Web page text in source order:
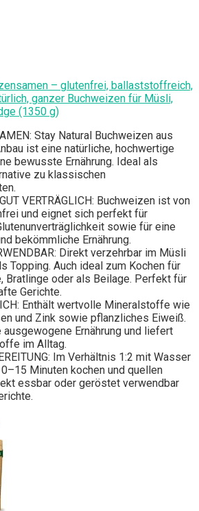
– glutenfrei, ballaststoffreich,
ganzer Buchweizen für Müsli,
(1350 g)
Stay Natural Buchweizen aus
ist eine natürliche, hochwertige
bewusste Ernährung. Ideal als
zu klassischen
VERTRÄGLICH: Buchweizen ist von
und eignet sich perfekt für
sowie für eine
bekömmliche Ernährung.
Direkt verzehrbar im Müsli
Topping. Auch ideal zum Kochen für
Bratlinge oder als Beilage. Perfekt für
Gerichte.
Enthält wertvolle Mineralstoffe wie
und Zink sowie pflanzliches Eiweiß.
Ernährung und liefert
im Alltag.
Im Verhältnis 1:2 mit Wasser
Minuten kochen und quellen
essbar oder geröstet verwendbar